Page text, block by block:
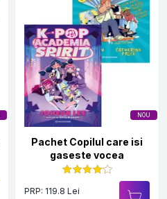
NOU
Pachet Copilul care isi
gaseste vocea
PRP: 119.8 Lei